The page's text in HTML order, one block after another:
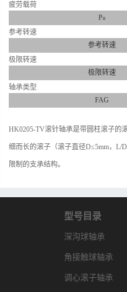
疲劳载荷
Pu
参考转速
参考转速
极限转速
极限转速
轴承类型
FAG
HK0205-TV滚针轴承是带圆柱滚子的
细而长的滚子（滚子直径D≤5mm，L/
限制的支承结构。
型号目录
深沟球轴承
角接触球轴承
调心滚子轴承